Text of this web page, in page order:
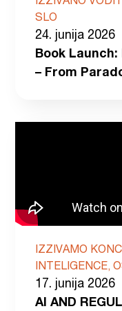
SLO
24. junija 2026
Book
– From
IZZIVAMO
INTELIGENCE,
17. junija 2026
AI AND